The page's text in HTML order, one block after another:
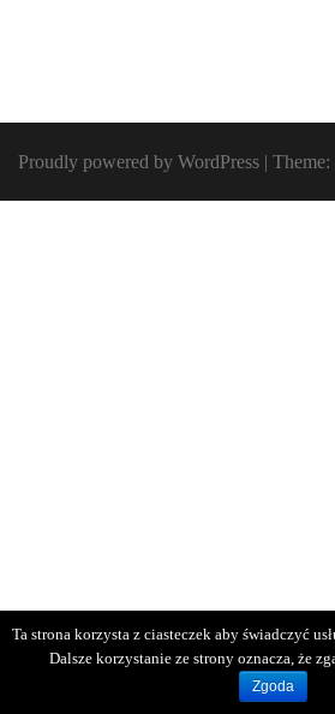
Proudly powered by WordPress | Theme:
Ta strona korzysta z ciasteczek aby świadczyć
Dalsze korzystanie ze strony oznacza, że
Zgoda